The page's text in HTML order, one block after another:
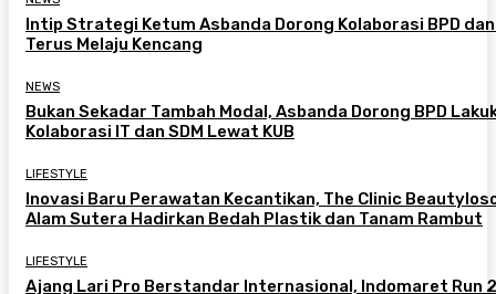
Intip Strategi Ketum Asbanda Dorong Kolaborasi BPD dan
Terus Melaju Kencang
NEWS
Bukan Sekadar Tambah Modal, Asbanda Dorong BPD
Kolaborasi IT dan SDM Lewat KUB
LIFESTYLE
Inovasi Baru Perawatan Kecantikan, The Clinic
Alam Sutera Hadirkan Bedah Plastik dan Tanam Rambut
LIFESTYLE
Ajang Lari Pro Berstandar Internasional, Indomaret Run